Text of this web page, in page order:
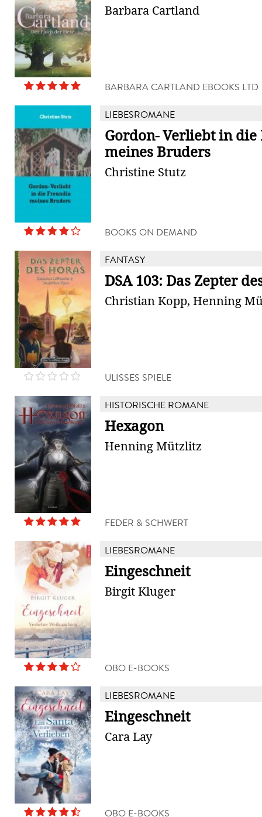
Barbara Cartland
BARBARA CARTLAND EBOOKS LTD
LIEBESROMANE
Gordon- Verliebt in
meines Bruders
Christine Stutz
BOOKS ON DEMAND
FANTASY
DSA 103: Das Zepter
Christian Kopp, Henning
ULISSES SPIELE
HISTORISCHE ROMANE
Hexagon
Henning Mützlitz
FEDER & SCHWERT
LIEBESROMANE
Eingeschneit
Birgit Kluger
OBO E-BOOKS
LIEBESROMANE
Eingeschneit
Cara Lay
OBO E-BOOKS